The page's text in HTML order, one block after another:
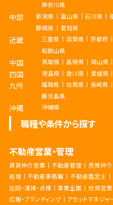
神奈川県
中部 新潟県 富山県 石川県
静岡県
愛知県
近畿 三重県 滋賀県 京都府
和歌山県
中国 鳥取県 島根県 岡山県
四国 徳島県 香川県 愛媛県
九州 福岡県 佐賀県 長崎県
鹿児島県
沖縄 沖縄県
職種や条件から探す
不動産営業・管理
賃貸仲介営業 不動産管理 売買仲
経理
不動産事務職 不動産鑑定士
巡回・清掃・点検
事業企画 投資営業
広報・ブランディング
アセットマネジャ